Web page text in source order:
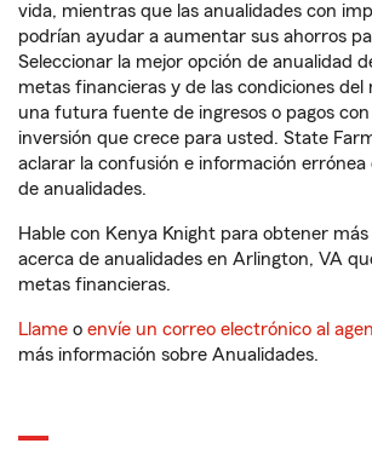
vida, mientras que las anualidades con
podrían ayudar a aumentar sus ahorros
Seleccionar la mejor opción de anualidad
metas financieras y de las condiciones del
una futura fuente de ingresos o pagos
inversión que crece para usted. State
aclarar la confusión e información
de anualidades.
Hable con Kenya Knight para obtener
acerca de anualidades en Arlington, VA
metas financieras.
Llame o envíe un correo electrónico al
más información sobre Anualidades.